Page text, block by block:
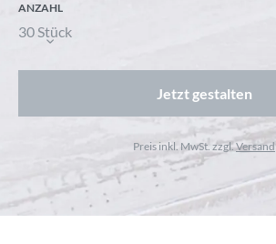
ANZAHL
30 Stück
Jetzt gestalten
Preis inkl. MwSt. zzgl.Versand